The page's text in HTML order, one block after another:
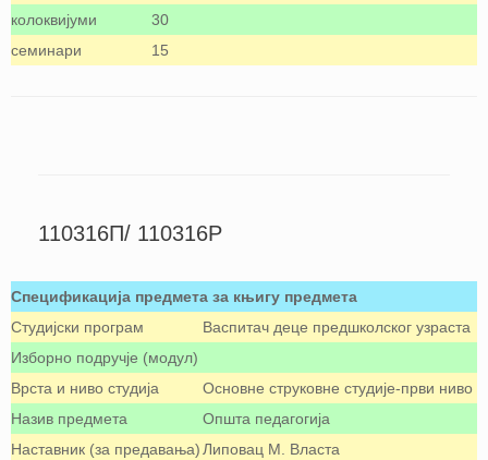
колоквијуми
30
семинари
15
110316П/ 110316P
Спецификација предмета за књигу предмета
Студијски програм
Васпитач деце предшколског узраста
Изборно подручје (модул)
Врста и ниво студија
Oсновне струковне студије-први ниво
Назив предмета
Општа педагогија
Наставник (за предавања) Липовац М. Власта